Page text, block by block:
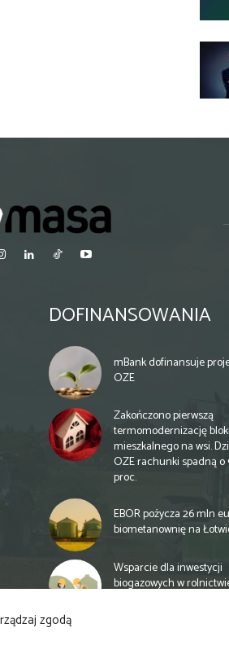
zgodą
DOFINANSOWANIA
mBank dofinansuje
OZE
Zakończono pierwszą
termomodernizację
mieszkalnego na wsi.
OZE rachunki spadną o
proc.
EBOR pożycza 26 mln
biometanownię na
Wsparcie dla inwestycji
biogazowych w